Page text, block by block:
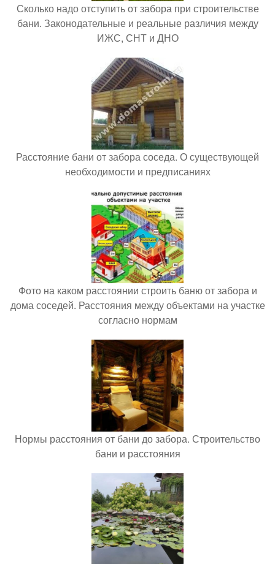
Сколько надо отступить от забора при строительстве
бани. Законодательные и реальные различия между
ИЖС, СНТ и ДНО
Расстояние бани от забора соседа. О существующей
необходимости и предписаниях
Фото на каком расстоянии строить баню от забора и
дома соседей. Расстояния между объектами на участке
согласно нормам
Нормы расстояния от бани до забора. Строительство
бани и расстояния